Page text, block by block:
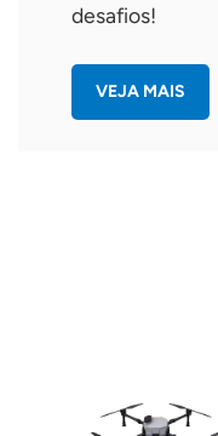
desafios!
VEJA MAIS